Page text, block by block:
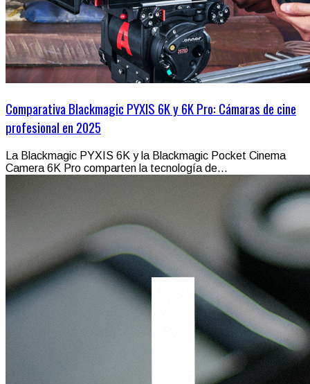
Comparativa Blackmagic PYXIS 6K y 6K Pro: Cámaras de cine
profesional en 2025
La Blackmagic PYXIS 6K y la Blackmagic Pocket Cinema
Camera 6K Pro comparten la tecnología de...